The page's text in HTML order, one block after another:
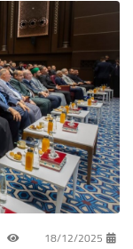
18/12/2025